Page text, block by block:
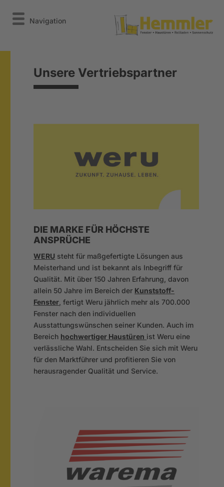
Navigation
Unsere Vertriebspartner
DIE MARKE FÜR HÖCHSTE
ANSPRÜCHE
WERU steht für maßgefertigte Lösungen aus
Meisterhand und ist bekannt als Inbegriff für
Qualität. Mit über 150 Jahren Erfahrung, davon
allein 50 Jahre im Bereich der Kunststoff-
Fenster fertigt Weru jährlich mehr als 700.000
Fenster nach den individuellen
Ausstattungswünschen seiner Kunden. Auch im
Bereich hochwertiger Haustüren ist Weru eine
verlässliche Wahl. Entscheiden Sie sich mit Weru
für den Marktführer und profitieren Sie von
herausragender Qualität und Service.